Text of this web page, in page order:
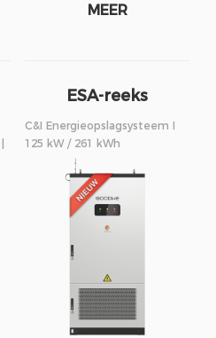
MEER
ESA-reeks
C&I Energieopslagsysteem I
125 kW / 261 kWh